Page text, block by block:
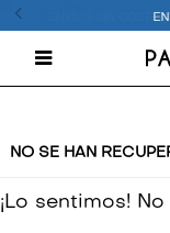

NO SE HAN
¡Lo sentimos!
VESTIMENTA
JEANS
ACCESORIOS
VESTIMENTA
JEANS
ACCESORIOS
T-SHIRTS
CAMISAS
VESTIMENTA
JEANS
15% OFF
20% OFF